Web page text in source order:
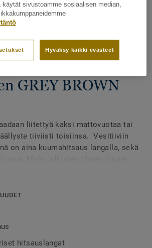
Katso kaikki kuosit - NCS ja LRV (1096)
- Homogeeniset
GREY BROWN
liitettyä kaksi mattovuotaa tai
tiiviisti toisiinsa. Vesitiiviin
on aina kuumahitsaus langalla, sekä
Hitsatut saumat myös
on saatavilla yksi- tai
häivyttämään saumakohdat tai
hitsauslangat
sivustoamme sosiaalisen median,
Hyväksy kaikki evästeet